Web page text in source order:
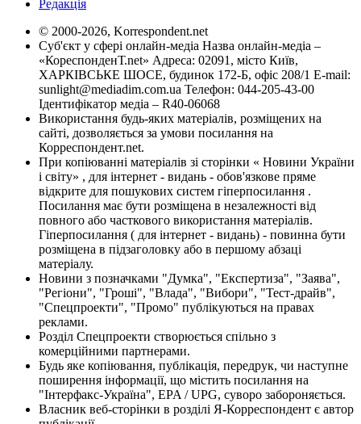
Редакція
© 2000-2026, Korrespondent.net
Суб'єкт у сфері онлайн-медіа Назва онлайн-медіа –
«КореспонденТ.net» Адреса: 02091, місто Київ,
ХАРКІВСЬКЕ ШОСЕ, будинок 172-Б, офіс 208/1 E-mail:
sunlight@mediadim.com.ua Телефон: 044-205-43-00
Ідентифікатор медіа – R40-06068
Використання будь-яких матеріалів, розміщених на
сайті, дозволяється за умови посилання на
Корреспондент.net.
При копіюванні матеріалів зі сторінки « Новини України
і світу» , для інтернет - видань - обов'язкове пряме
відкрите для пошукових систем гіперпосилання .
Посилання має бути розміщена в незалежності від
повного або часткового використання матеріалів.
Гіперпосилання ( для інтернет - видань) - повинна бути
розміщена в підзаголовку або в першому абзаці
матеріалу.
Новини з позначками "Думка", "Експертиза", "Заява",
"Регіони", "Гроші", "Влада", "Вибори", "Тест-драйв",
"Спецпроекти", "Промо" публікуються на правах
реклами.
Розділ Спецпроекти створюється спільно з
комерційними партнерами.
Будь яке копіювання, публікація, передрук, чи наступне
поширення інформації, що містить посилання на
"Інтерфакс-Україна", EPA / UPG, суворо забороняється.
Власник веб-сторінки в розділі Я-Корреспондент є автор